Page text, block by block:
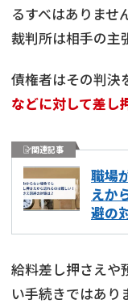
るすべはありませ
裁判所は相手の主
債権者はその判決
などに対して差し
関連記事
職場
えか
避の
給料差し押さえや
い手続きではあり